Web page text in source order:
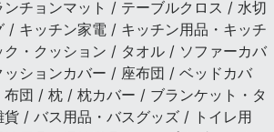
チョンマット / テーブルクロス / 水切
/ キッチン家電 / キッチン用品・キッチ
・クッション / タオル / ソファーカバ
ションカバー / 座布団 / ベッドカバ
団 / 枕 / 枕カバー / ブランケット・タ
/ バス用品・バスグッズ / トイレ用